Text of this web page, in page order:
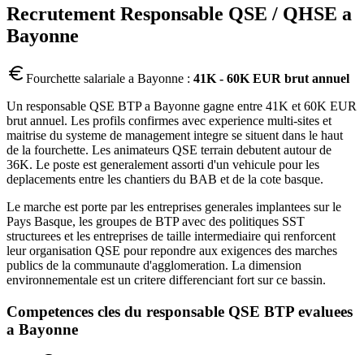
Recrutement Responsable QSE / QHSE a
Bayonne
Fourchette salariale a Bayonne : 41K - 60K EUR brut annuel
Un responsable QSE BTP a Bayonne gagne entre 41K et 60K EUR
brut annuel. Les profils confirmes avec experience multi-sites et
maitrise du systeme de management integre se situent dans le haut
de la fourchette. Les animateurs QSE terrain debutent autour de
36K. Le poste est generalement assorti d'un vehicule pour les
deplacements entre les chantiers du BAB et de la cote basque.
Le marche est porte par les entreprises generales implantees sur le
Pays Basque, les groupes de BTP avec des politiques SST
structurees et les entreprises de taille intermediaire qui renforcent
leur organisation QSE pour repondre aux exigences des marches
publics de la communaute d'agglomeration. La dimension
environnementale est un critere differenciant fort sur ce bassin.
Competences cles du responsable QSE BTP evaluees
a Bayonne